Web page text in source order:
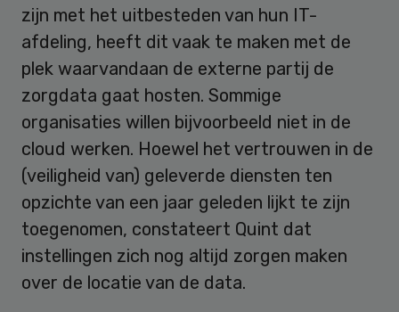
zijn met het uitbesteden van hun IT-
afdeling, heeft dit vaak te maken met de
plek waarvandaan de externe partij de
zorgdata gaat hosten. Sommige
organisaties willen bijvoorbeeld niet in de
cloud werken. Hoewel het vertrouwen in de
(veiligheid van) geleverde diensten ten
opzichte van een jaar geleden lijkt te zijn
toegenomen, constateert Quint dat
instellingen zich nog altijd zorgen maken
over de locatie van de data.